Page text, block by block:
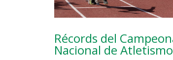
Récords del
Nacional de